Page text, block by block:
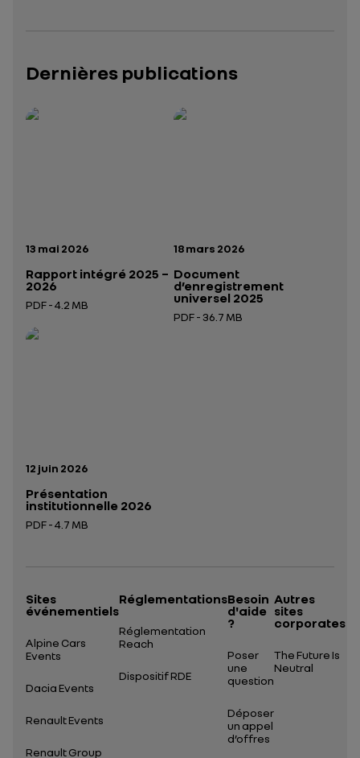
Dernières publications
Date de publication:
13 mai 2026
Rapport intégré 2025 –
2026
PDF - 4.2 MB
Ouverture dans un nouvel onglet
Rapport intégré 2025 – 2026— données structurées (JSON)
Date de publication:
18 mars 2026
Document
d’enregistrement
universel 2025
PDF - 36.7 MB
Date de publication:
12 juin 2026
Présentation
institutionnelle 2026
PDF - 4.7 MB
Présentation institutionnelle 2026
Sites
événementiels
Alpine Cars
Events
Dacia Events
Renault Events
Renault Group
Réglementations
Réglementation
Reach
Dispositif RDE
Besoin
d'aide
?
Poser
une
question
Déposer
un appel
d’offres
Autres
sites
corporates
The Future Is
Neutral